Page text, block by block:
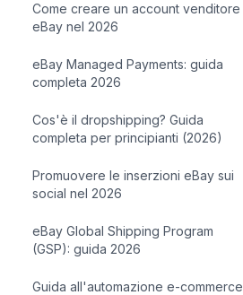
Come creare un account venditore
eBay nel 2026
eBay Managed Payments: guida
completa 2026
Cos'è il dropshipping? Guida
completa per principianti (2026)
Promuovere le inserzioni eBay sui
social nel 2026
eBay Global Shipping Program
(GSP): guida 2026
Guida all'automazione e-commerce